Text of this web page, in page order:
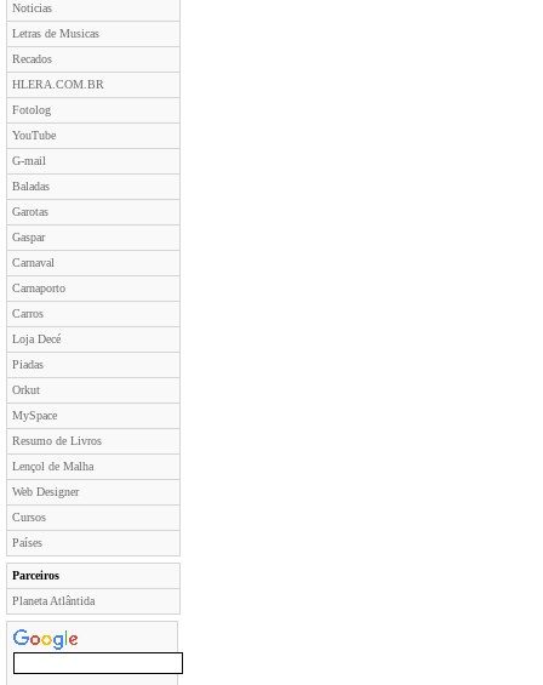
Noticias
Letras de Musicas
Recados
HLERA.COM.BR
Fotolog
YouTube
G-mail
Baladas
Garotas
Gaspar
Carnaval
Carnaporto
Carros
Loja Decé
Piadas
Orkut
MySpace
Resumo de Livros
Lençol de Malha
Web Designer
Cursos
Países
Parceiros
Planeta Atlântida